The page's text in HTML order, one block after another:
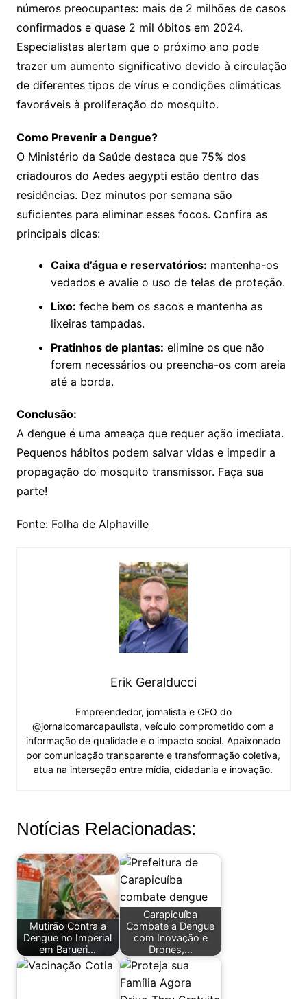
números preocupantes: mais de 2 milhões de casos
confirmados e quase 2 mil óbitos em 2024.
Especialistas alertam que o próximo ano pode
trazer um aumento significativo devido à circulação
de diferentes tipos de vírus e condições climáticas
favoráveis à proliferação do mosquito.
Como Prevenir a Dengue?
O Ministério da Saúde destaca que 75% dos
criadouros do Aedes aegypti estão dentro das
residências. Dez minutos por semana são
suficientes para eliminar esses focos. Confira as
principais dicas:
Caixa d’água e reservatórios: mantenha-os
vedados e avalie o uso de telas de proteção.
Lixo: feche bem os sacos e mantenha as
lixeiras tampadas.
Pratinhos de plantas: elimine os que não
forem necessários ou preencha-os com areia
até a borda.
Conclusão:
A dengue é uma ameaça que requer ação imediata.
Pequenos hábitos podem salvar vidas e impedir a
propagação do mosquito transmissor. Faça sua
parte!
Fonte: Folha de Alphaville
Erik Geralducci
Empreendedor, jornalista e CEO do
@jornalcomarcapaulista, veículo comprometido com a
informação de qualidade e o impacto social. Apaixonado
por comunicação transparente e transformação coletiva,
atua na interseção entre mídia, cidadania e inovação.
Notícias Relacionadas:
Mutirão Contra a
Dengue no Imperial
em Barueri…
Carapicuíba
Combate a Dengue
com Inovação e
Drones,…